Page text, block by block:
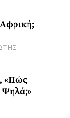
Αφρική;
«Πώς
Ψηλά;»